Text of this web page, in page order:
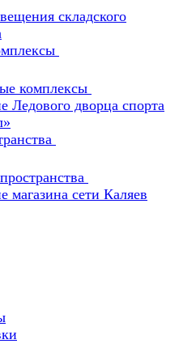
складского
комплексы
Ледового дворца спорта
магазина сети Каляев